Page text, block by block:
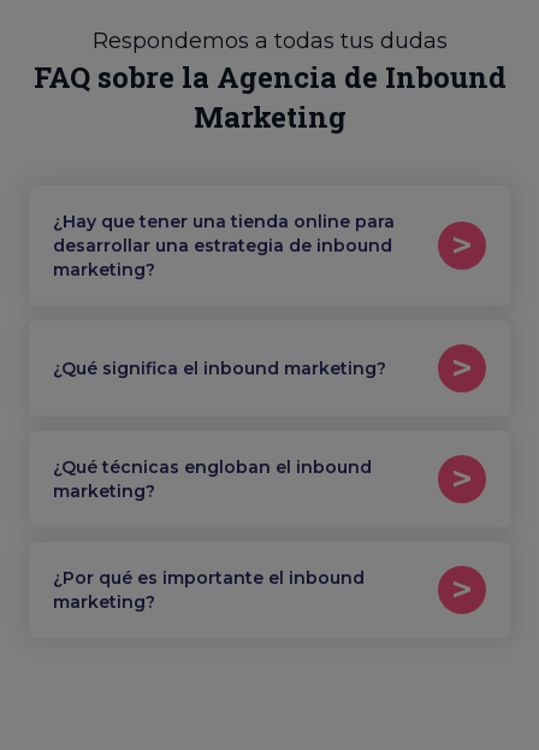
Respondemos a todas tus dudas
FAQ sobre la Agencia de Inbound
Marketing
¿Hay que tener una tienda online para
desarrollar una estrategia de inbound
marketing?
¿Qué significa el inbound marketing?
¿Qué técnicas engloban el inbound
marketing?
¿Por qué es importante el inbound
marketing?